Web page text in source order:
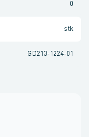
0
stk
GD213-1224-01